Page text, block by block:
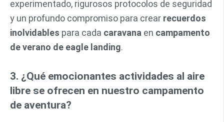
experimentado, rigurosos protocolos de seguridad
y un profundo compromiso para crear recuerdos
inolvidables para cada caravana en campamento
de verano de eagle landing.
3. ¿Qué emocionantes actividades al aire
libre se ofrecen en nuestro campamento
de aventura?